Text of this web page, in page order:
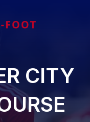
CITY